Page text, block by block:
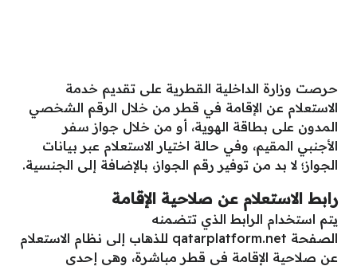
حرصت وزارة الداخلية القطرية على تقديم خدمة
الاستعلام عن الإقامة في قطر من خلال الرقم الشخصي
المدون على بطاقة الهوية، أو من خلال جواز سفر
الأجنبي المقيم، وفي حالة اختيار الاستعلام عبر بيانات
الجواز؛ لا بد من توفير رقم الجواز، بالإضافة إلى الجنسية.
رابط الاستعلام عن صلاحية الإقامة
يتم استخدام الرابط الذي تتضمنه
الصفحة qatarplatform.net للذهاب إلى نظام الاستعلام
عن صلاحية الإقامة في قطر مباشرة، وهي إحدى